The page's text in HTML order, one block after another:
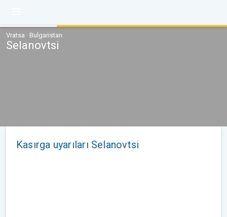
Vratsa · Bulgaristan
Selanovtsi
Kasırga uyarıları Selanovtsi